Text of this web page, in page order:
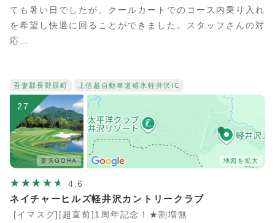
ても暑い日でしたが、クールカートでのコース内乗り入れ
を希望し快適に回ることができました。スタッフさんの対
応…
吾妻郡長野原町 上信越自動車道 碓氷軽井沢IC
27
楽天GORA 地図を拡大
4.6
ネイチャーヒルズ軽井沢カントリークラブ
[イマスグ][超直前]1周年記念！★割増無